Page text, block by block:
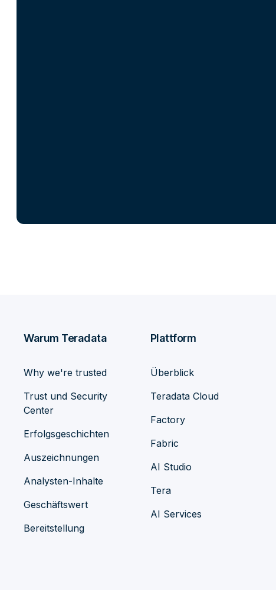
Warum Teradata
Why we're trusted
Trust und Security
Center
Erfolgsgeschichten
Auszeichnungen
Analysten-Inhalte
Geschäftswert
Bereitstellung
Plattform
Überblick
Teradata Cloud
Factory
Fabric
AI Studio
Tera
AI Services